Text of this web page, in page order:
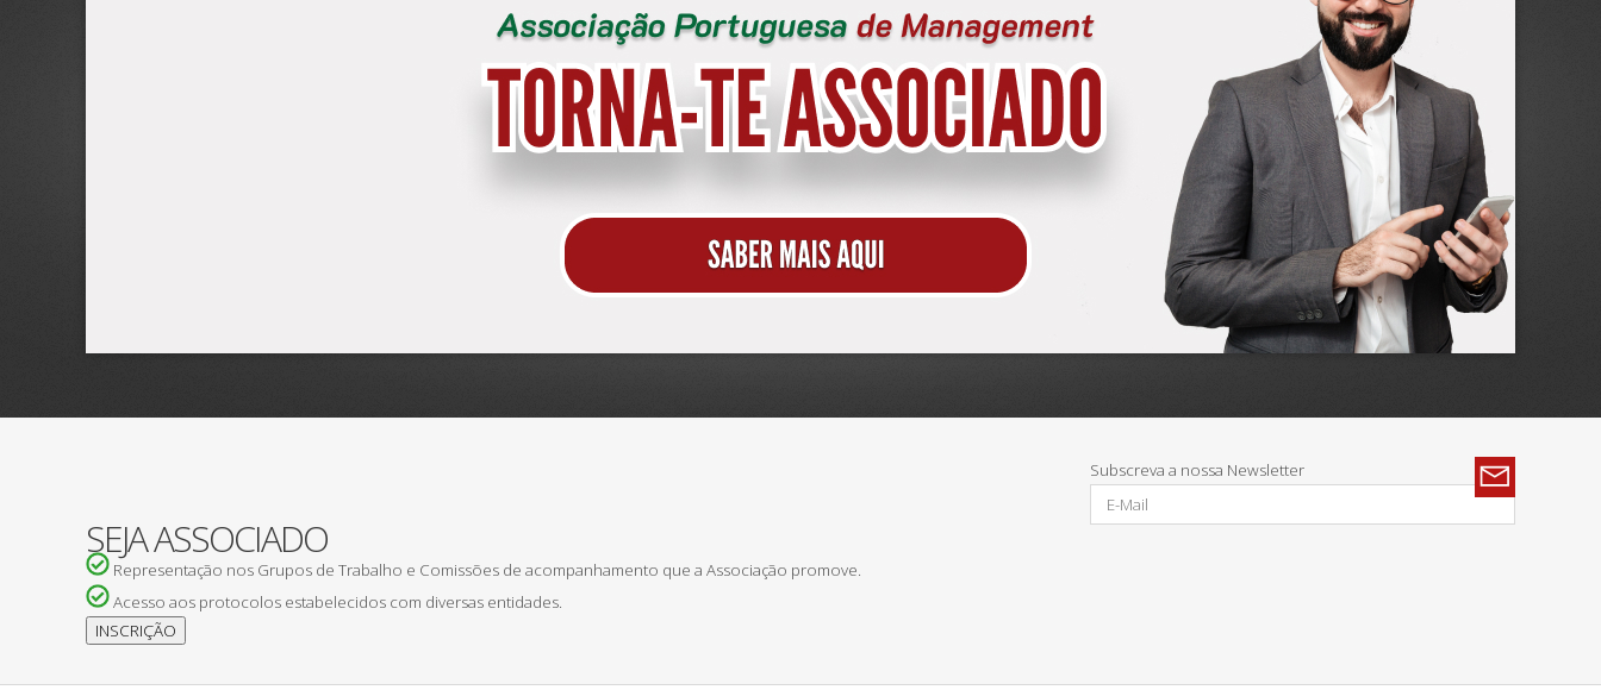
Parcerias:
Subscreva a nossa Newsletter
SEJA ASSOCIADO
Representação nos Grupos de Trabalho e Comissões de acompanhamento que a Associação promove.
Acesso aos protocolos estabelecidos com diversas entidades.